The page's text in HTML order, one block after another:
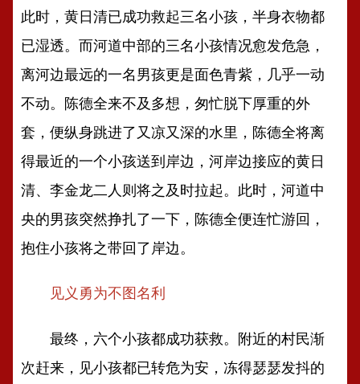
此时，黄日清已成功救起三名小孩，半身衣物都
已湿透。而河道中部的三名小孩情况愈发危急，
离河边最远的一名男孩更是面色青紫，几乎一动
不动。陈德全来不及多想，匆忙脱下厚重的外
套，便纵身跳进了又凉又深的水里，陈德全将离
得最近的一个小孩送到岸边，河岸边接应的黄日
清、李金龙二人则将之及时拉起。此时，河道中
央的男孩突然挣扎了一下，陈德全便连忙游回，
抱住小孩将之带回了岸边。
见义勇为不图名利
最终，六个小孩都成功获救。附近的村民渐
次赶来，见小孩都已转危为安，冻得瑟瑟发抖的